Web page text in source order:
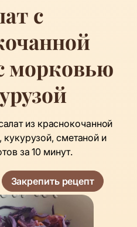
с
морковью
из краснокочанной
сметаной и
за 10 минут.
Закрепить рецепт